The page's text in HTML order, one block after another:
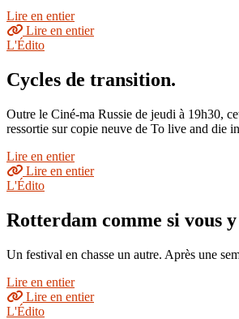
Lire en entier
Lire en entier
L'Édito
Cycles de transition.
Outre le Ciné-ma Russie de jeudi à 19h30,
ressortie sur copie neuve de To live and die
Lire en entier
Lire en entier
L'Édito
Rotterdam comme si vous
Un festival en chasse un autre. Après une
Lire en entier
Lire en entier
L'Édito